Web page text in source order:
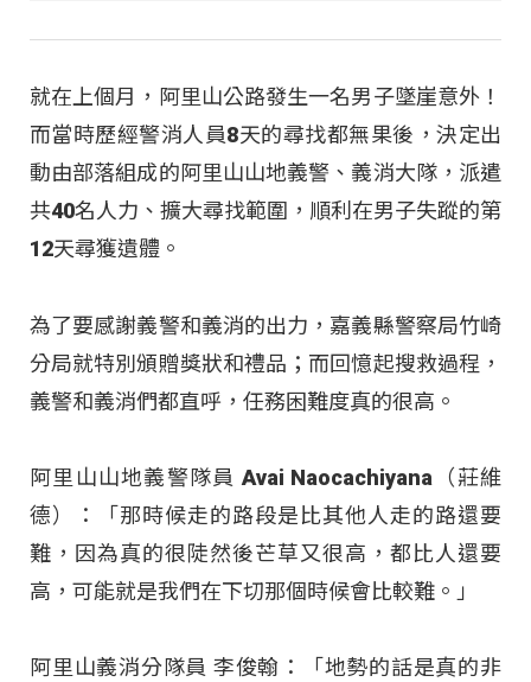
就在上個月，阿里山公路發生一名男子墜崖意外！
而當時歷經警消人員8天的尋找都無果後，決定出
動由部落組成的阿里山山地義警、義消大隊，派遣
共40名人力、擴大尋找範圍，順利在男子失蹤的第
12天尋獲遺體。
為了要感謝義警和義消的出力，嘉義縣警察局竹崎
分局就特別頒贈獎狀和禮品；而回憶起搜救過程，
義警和義消們都直呼，任務困難度真的很高。
阿里山山地義警隊員 Avai Naocachiyana（莊維
德）：「那時候走的路段是比其他人走的路還要
難，因為真的很陡然後芒草又很高，都比人還要
高，可能就是我們在下切那個時候會比較難。」
阿里山義消分隊員 李俊翰：「地勢的話是真的非